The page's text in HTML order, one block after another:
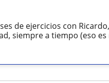
de ejercicios con
siempre a tiempo (eso